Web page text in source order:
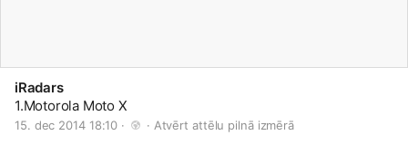
iRadars
1.Motorola Moto X
15. dec 2014 18:10 · · Atvērt attēlu pilnā izmērā